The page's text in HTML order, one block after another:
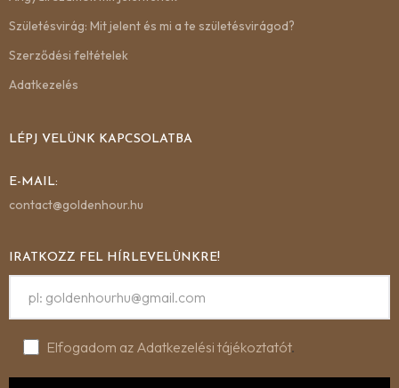
Születésvirág: Mit jelent és mi a te születésvirágod?
Szerződési feltételek
Adatkezelés
LÉPJ VELÜNK KAPCSOLATBA
E-MAIL:
contact@goldenhour.hu
IRATKOZZ FEL HÍRLEVELÜNKRE!
Elfogadom az Adatkezelési tájékoztatót.